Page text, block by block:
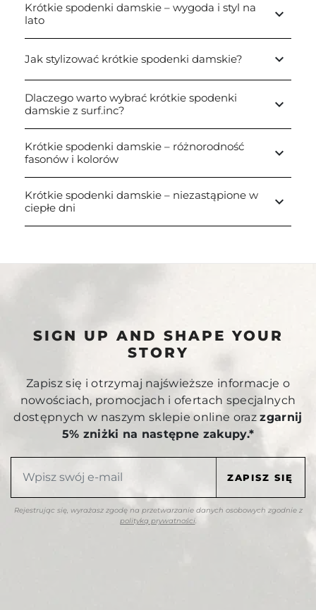
Krótkie spodenki damskie – wygoda i styl na
lato
keyboard_arrow_down
Jak stylizować krótkie spodenki damskie? keyboard_arrow_down
Dlaczego warto wybrać krótkie spodenki
damskie z surf.inc?
keyboard_arrow_down
Krótkie spodenki damskie – różnorodność
fasonów i kolorów
keyboard_arrow_down
Krótkie spodenki damskie – niezastąpione w
ciepłe dni
keyboard_arrow_down
SIGN UP AND SHAPE YOUR
STORY
Zapisz się i otrzymaj najświeższe informacje o
nowościach, promocjach i ofertach specjalnych
dostępnych w naszym sklepie online orazzgarnij
5% zniżki na następne zakupy.*
Rejestrując się, wyrażasz zgodę na przetwarzanie danych osobowych zgodnie z
polityką prywatności.